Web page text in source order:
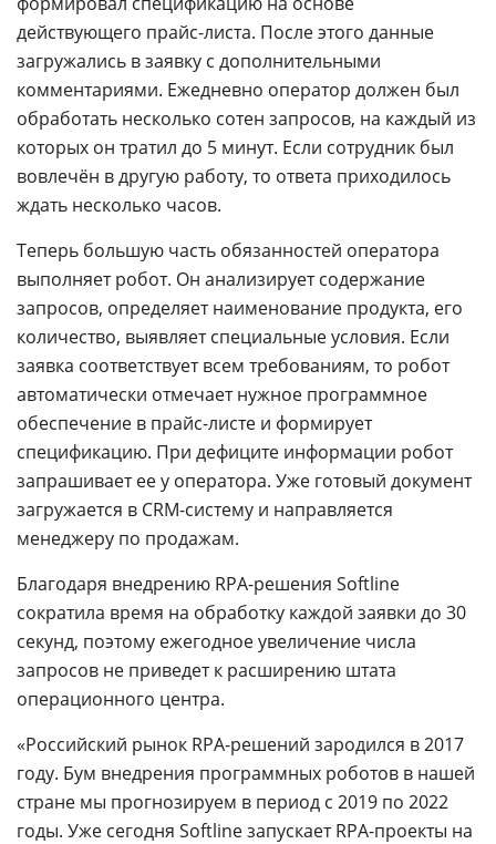
действующего прайс-листа. После этого данные
загружались в заявку с дополнительными
комментариями. Ежедневно оператор должен был
обработать несколько сотен запросов, на каждый из
которых он тратил до 5 минут. Если сотрудник был
вовлечён в другую работу, то ответа приходилось
ждать несколько часов.
Теперь большую часть обязанностей оператора
выполняет робот. Он анализирует содержание
запросов, определяет наименование продукта, его
количество, выявляет специальные условия. Если
заявка соответствует всем требованиям, то робот
автоматически отмечает нужное программное
обеспечение в прайс-листе и формирует
спецификацию. При дефиците информации робот
запрашивает ее у оператора. Уже готовый документ
загружается в CRM-систему и направляется
менеджеру по продажам.
Благодаря внедрению RPA-решения Softline
сократила время на обработку каждой заявки до 30
секунд, поэтому ежегодное увеличение числа
запросов не приведет к расширению штата
операционного центра.
«Российский рынок RPA-решений зародился в 2017
году. Бум внедрения программных роботов в нашей
стране мы прогнозируем в период с 2019 по 2022
годы. Уже сегодня Softline запускает RPA-проекты на